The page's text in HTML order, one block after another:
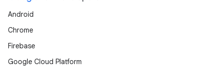
Android
Chrome
Firebase
Google Cloud Platform